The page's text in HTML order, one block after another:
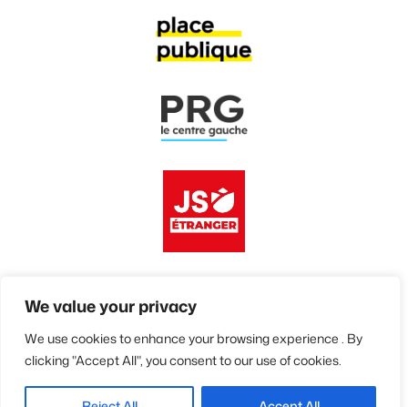
We value your privacy
We use cookies to enhance your browsing experience . By
clicking "Accept All", you consent to our use of cookies.
© 2026 • Avenir Européen et Solidaire